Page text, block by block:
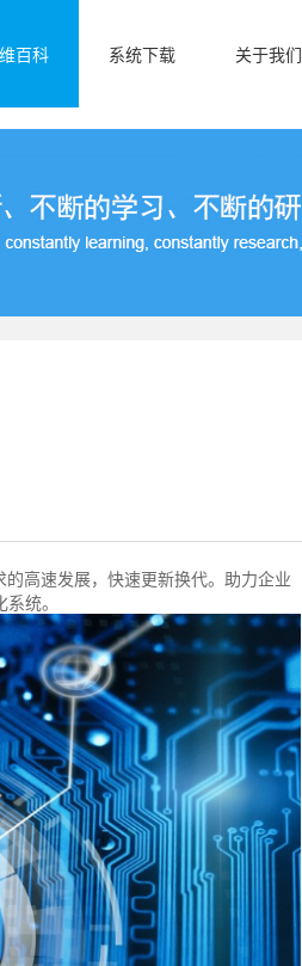
百科 系统下载 关于我们
高速发展，快速更新换代。助力企业
统。